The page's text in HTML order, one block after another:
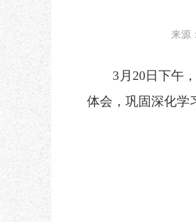
来源
3月20日下午，
体会，巩固深化学